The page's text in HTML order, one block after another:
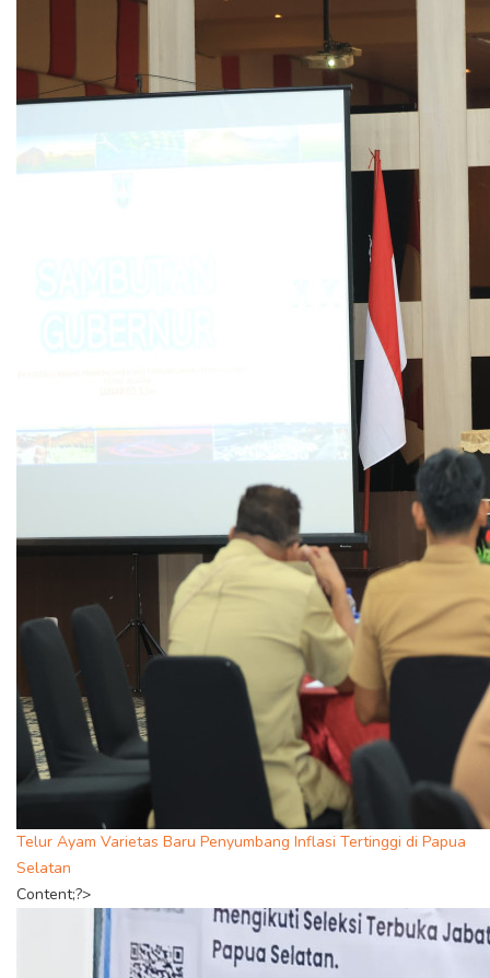
Telur Ayam Varietas Baru Penyumbang Inflasi Tertinggi di Papua
Selatan
Content;?>